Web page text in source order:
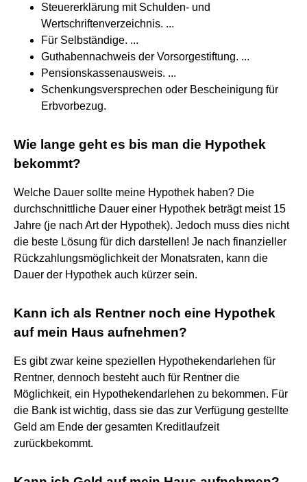
Steuererklärung mit Schulden- und
Wertschriftenverzeichnis. ...
Für Selbständige. ...
Guthabennachweis der Vorsorgestiftung. ...
Pensionskassenausweis. ...
Schenkungsversprechen oder Bescheinigung für
Erbvorbezug.
Wie lange geht es bis man die Hypothek
bekommt?
Welche Dauer sollte meine Hypothek haben? Die
durchschnittliche Dauer einer Hypothek beträgt meist 15
Jahre (je nach Art der Hypothek). Jedoch muss dies nicht
die beste Lösung für dich darstellen! Je nach finanzieller
Rückzahlungsmöglichkeit der Monatsraten, kann die
Dauer der Hypothek auch kürzer sein.
Kann ich als Rentner noch eine Hypothek
auf mein Haus aufnehmen?
Es gibt zwar keine speziellen Hypothekendarlehen für
Rentner, dennoch besteht auch für Rentner die
Möglichkeit, ein Hypothekendarlehen zu bekommen. Für
die Bank ist wichtig, dass sie das zur Verfügung gestellte
Geld am Ende der gesamten Kreditlaufzeit
zurückbekommt.